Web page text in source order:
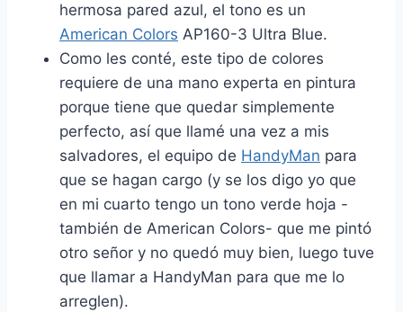
hermosa pared azul, el tono es un
American Colors AP160-3 Ultra Blue.
Como les conté, este tipo de colores
requiere de una mano experta en pintura
porque tiene que quedar simplemente
perfecto, así que llamé una vez a mis
salvadores, el equipo de HandyMan para
que se hagan cargo (y se los digo yo que
en mi cuarto tengo un tono verde hoja -
también de American Colors- que me pintó
otro señor y no quedó muy bien, luego tuve
que llamar a HandyMan para que me lo
arreglen).